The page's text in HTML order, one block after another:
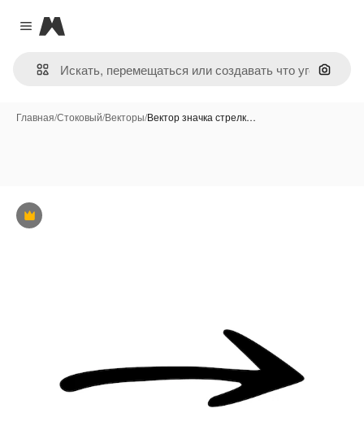
Close menu
Magnific
Поиск
Главная/Стоковый/Векторы/Вектор значка стрелк…
Премиум